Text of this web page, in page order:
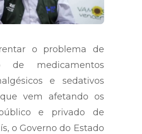
o problema de
de medicamentos
e sedativos
vem afetando os
e privado de
o Governo do Estado